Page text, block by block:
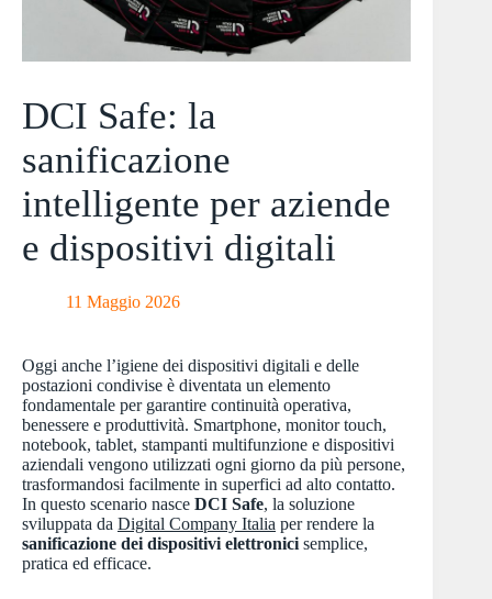
DCI Safe: la
sanificazione
intelligente per aziende
e dispositivi digitali
11 Maggio 2026
Oggi anche l’igiene dei dispositivi digitali e delle
postazioni condivise è diventata un elemento
fondamentale per garantire continuità operativa,
benessere e produttività. Smartphone, monitor touch,
notebook, tablet, stampanti multifunzione e dispositivi
aziendali vengono utilizzati ogni giorno da più persone,
trasformandosi facilmente in superfici ad alto contatto.
In questo scenario nasce DCI Safe, la soluzione
sviluppata da Digital Company Italia per rendere la
sanificazione dei dispositivi elettronici semplice,
pratica ed efficace.